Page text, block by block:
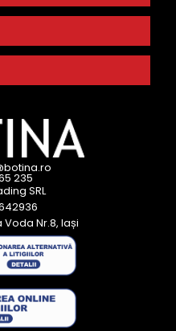
235
SRL
Voda Nr.8, Iași